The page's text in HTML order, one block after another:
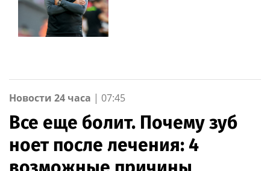
Новости 24 часа | 07:45
Все еще болит. Почему зуб
ноет после лечения: 4